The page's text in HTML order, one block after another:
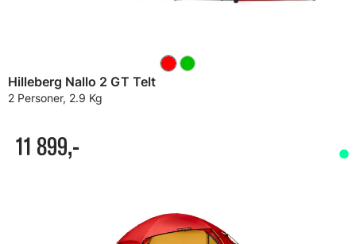
Hilleberg Nallo 2 GT Telt
2 Personer, 2.9 Kg
11 899,-